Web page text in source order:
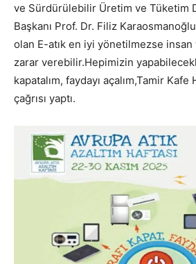
ve Sürdürülebilir Üretim ve Tüketim
Başkanı Prof. Dr. Filiz
olan E-atık en iyi yönetilmezse insan
zarar verebilir.Hepimizin
kapatalım, faydayı açalım,Tamir Kafe
çağrısı yaptı.